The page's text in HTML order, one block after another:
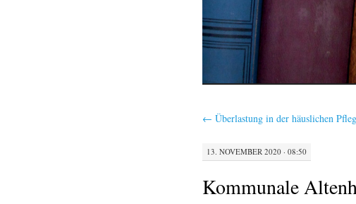
← Überlastung in der häuslichen
13. NOVEMBER 2020 · 08:50
Kommunale